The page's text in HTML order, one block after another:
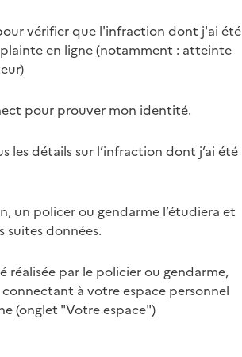
vérifier que l'infraction dont j'ai été
en ligne (notamment : atteinte
pour prouver mon identité.
les détails sur l’infraction dont j’ai été
un policer ou gendarme l’étudiera et
suites données.
réalisée par le policier ou gendarme,
à votre espace personnel
(onglet "Votre espace")